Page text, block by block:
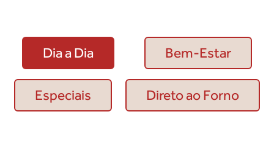
Dia a Dia Bem-Estar
Especiais Direto ao Forno